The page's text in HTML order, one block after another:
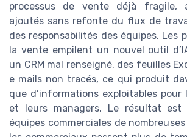
processus de vente déjà fragile,
ajoutés sans refonte du flux de
des responsabilités des équipes. Les
la vente empilent un nouvel outil
un CRM mal renseigné, des feuilles
e mails non tracés, ce qui produit
que d’informations exploitables pour
et leurs managers. Le résultat est
équipes commerciales de